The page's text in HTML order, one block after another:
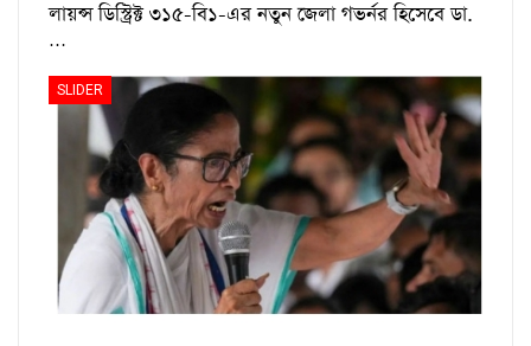
লায়ন্স ডিস্ট্রিক্ট ৩১৫-বি১-এর নতুন জেলা গভর্নর হিসেবে ডা.
…
SLIDER